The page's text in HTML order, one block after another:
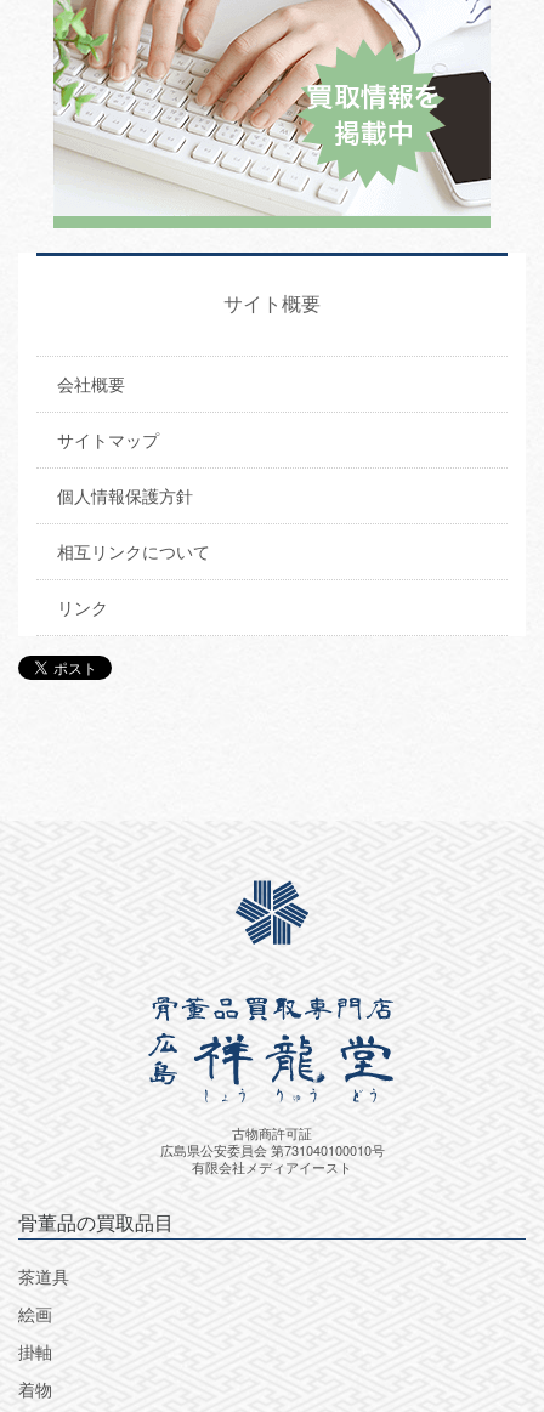
サイト概要
会社概要
サイトマップ
個人情報保護方針
相互リンクについて
リンク
古物商許可証
広島県公安委員会 第731040100010号
有限会社メディアイースト
骨董品の買取品目
茶道具
絵画
掛軸
着物